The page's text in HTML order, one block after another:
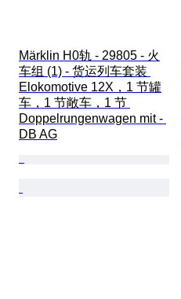
Märklin H0轨 - 29805 - 火
车组 (1) - 货运列车套装
Elokomotive 12X，1 节罐
车，1 节敞车，1 节
Doppelrungenwagen mit -
DB AG